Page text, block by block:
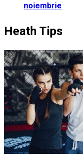
noiembrie
Heath Tips